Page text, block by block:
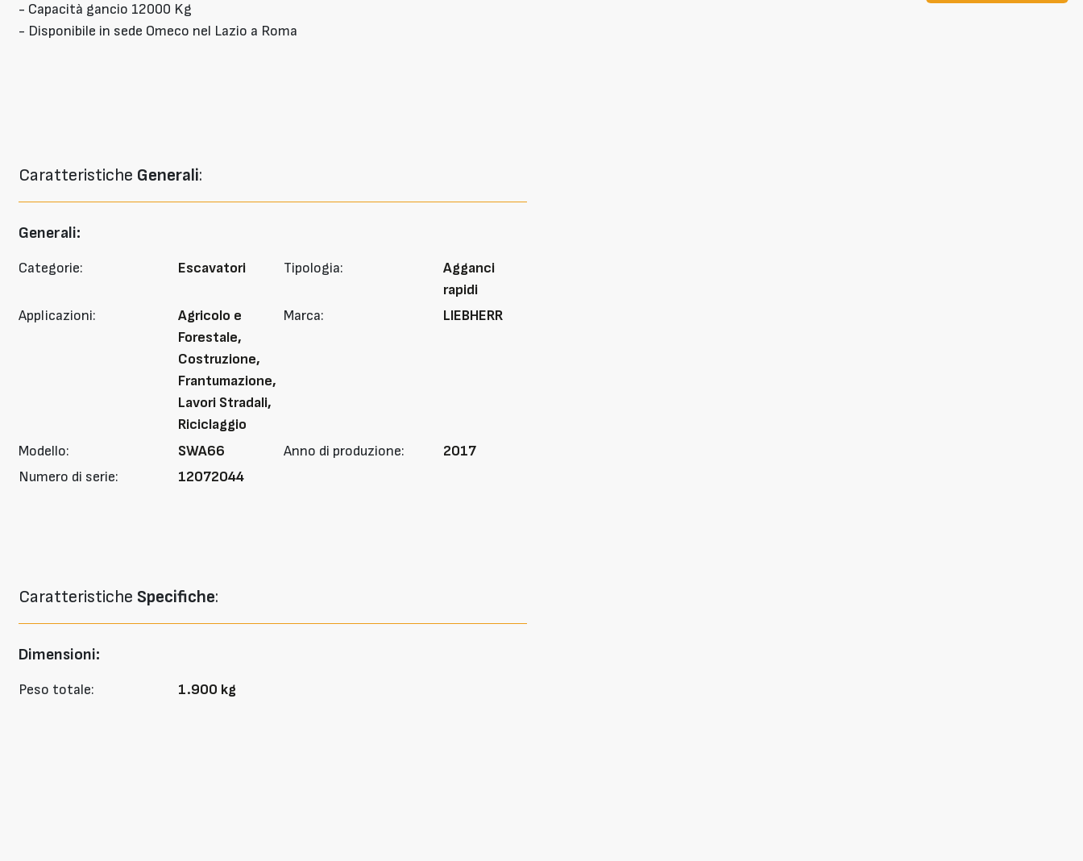
- Capacità gancio 12000 Kg
- Disponibile in sede Omeco nel Lazio a Roma
Caratteristiche Generali:
Generali:
Categorie: Escavatori Tipologia:
Agganci
rapidi
Applicazioni:
Agricolo e
Forestale,
Costruzione,
Frantumazione,
Lavori Stradali,
Riciclaggio
Marca: LIEBHERR
Modello: SWA66 Anno di produzione:
2017
Numero di serie:
12072044
Caratteristiche Specifiche:
Dimensioni:
Peso totale: 1.900 kg